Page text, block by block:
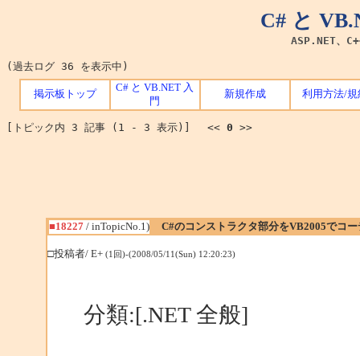
C# と
ASP.NET、
(過去ログ 36 を表示中)
掲示板トップ
C# と VB.NET 入
門
新規作成 利用方法/規
[トピック内 3 記事 (1 - 3 表示)] << 0 >>
■18227/ inTopicNo.1) C#のコンストラクタ部分をVB2005でコ
□投稿者/ E+ (1回)-(2008/05/11(Sun) 12:20:23)
分類:[.NET 全般]